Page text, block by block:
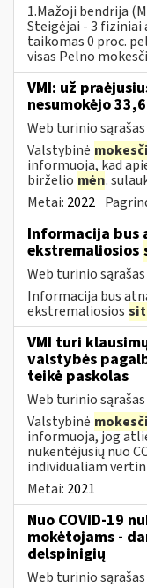
1.Mažoji bendrija
Steigėjai - 3 fiziniai
taikomas 0 proc.
visas Pelno
VMI: už
nesumokėjo
Web turinio sąrašas
Valstybinė
informuoja, kad
birželio mėn.
Metai: 2022
Informacija bus
ekstremaliosios
Web turinio sąrašas
Informacija bus
ekstremaliosios
VMI turi
valstybės
teikė paskolas
Web turinio sąrašas
Valstybinė
informuoja, jog
nukentėjusių nuo
individualiam
Metai: 2021
Nuo COVID-19
mokėtojams -
delspinigių
Web turinio sąrašas